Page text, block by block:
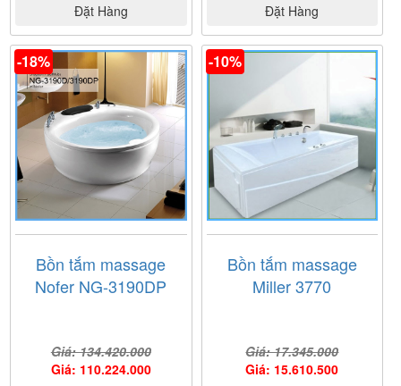
Đặt Hàng Đặt Hàng
-18%
Bồn tắm massage
Nofer NG-3190DP
Giá: 134.420.000
Giá: 110.224.000
-10%
Bồn tắm massage
Miller 3770
Giá: 17.345.000
Giá: 15.610.500